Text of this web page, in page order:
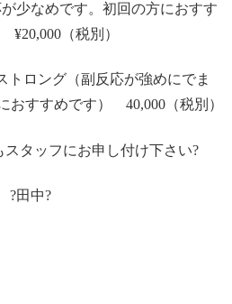
少なめです。初回の方におすす
（税別）
反応が強めにでま
おすすめです） 40,000（税別）
タッフにお申し付け下さい?
?田中?